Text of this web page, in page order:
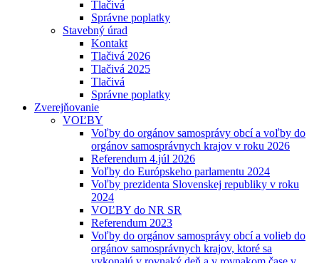
Tlačivá
Správne poplatky
Stavebný úrad
Kontakt
Tlačivá 2026
Tlačivá 2025
Tlačivá
Správne poplatky
Zverejňovanie
VOĽBY
Voľby do orgánov samosprávy obcí a voľby do
orgánov samosprávnych krajov v roku 2026
Referendum 4.júl 2026
Voľby do Európskeho parlamentu 2024
Voľby prezidenta Slovenskej republiky v roku
2024
VOĽBY do NR SR
Referendum 2023
Voľby do orgánov samosprávy obcí a volieb do
orgánov samosprávnych krajov, ktoré sa